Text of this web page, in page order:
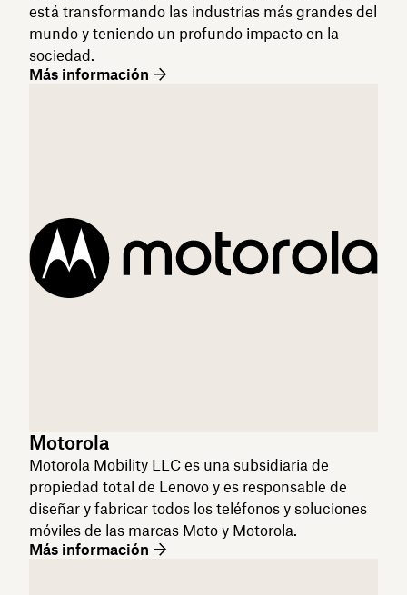
está transformando las industrias más grandes del
mundo y teniendo un profundo impacto en la
sociedad.
Más información
Motorola
Motorola Mobility LLC es una subsidiaria de
propiedad total de Lenovo y es responsable de
diseñar y fabricar todos los teléfonos y soluciones
móviles de las marcas Moto y Motorola.
Más información